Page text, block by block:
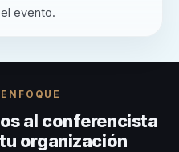
evento.
al conferencista
organización